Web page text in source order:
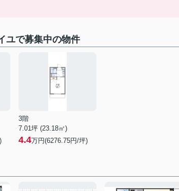
ユで募集中の物件
3階
7.01坪 (23.18㎡)
4.4万円(6276.75円/坪)